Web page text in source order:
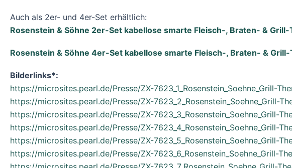
Auch als 2er- und 4er-Set erhältlich:
Rosenstein & Söhne 2er-Set kabellose smarte Fleisch-, Braten- &
Rosenstein & Söhne 4er-Set kabellose smarte Fleisch-, Braten- &
Bilderlinks*:
https://microsites.pearl.de/Presse/ZX-7623_1_Rosenstein_Soehne_Grill-
https://microsites.pearl.de/Presse/ZX-7623_2_Rosenstein_Soehne_Grill-
https://microsites.pearl.de/Presse/ZX-7623_3_Rosenstein_Soehne_Grill-
https://microsites.pearl.de/Presse/ZX-7623_4_Rosenstein_Soehne_Grill-
https://microsites.pearl.de/Presse/ZX-7623_5_Rosenstein_Soehne_Grill-
https://microsites.pearl.de/Presse/ZX-7623_6_Rosenstein_Soehne_Grill-